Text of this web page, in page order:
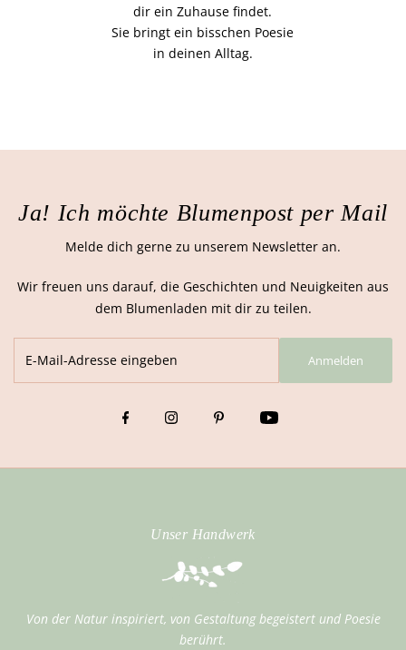
dir ein Zuhause findet.
Sie bringt ein bisschen Poesie
in deinen Alltag.
Ja! Ich möchte Blumenpost per Mail
Melde dich gerne zu unserem Newsletter an.
Wir freuen uns darauf, die Geschichten und Neuigkeiten aus
dem Blumenladen mit dir zu teilen.
Anmelden
Unser Handwerk
Von der Natur inspiriert, von Gestaltung begeistert und Poesie
berührt.